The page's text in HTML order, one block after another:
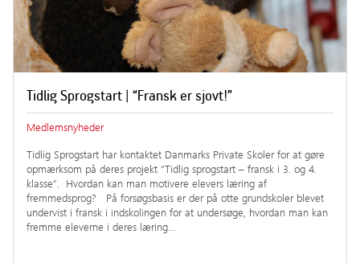
Tidlig Sprogstart | “Fransk er sjovt!”
Medlemsnyheder
Tidlig Sprogstart har kontaktet Danmarks Private Skoler for at gøre
opmærksom på deres projekt ”Tidlig sprogstart – fransk i 3. og 4.
klasse”. Hvordan kan man motivere elevers læring af
fremmedsprog? På forsøgsbasis er der på otte grundskoler blevet
undervist i fransk i indskolingen for at undersøge, hvordan man kan
fremme eleverne i deres læring…